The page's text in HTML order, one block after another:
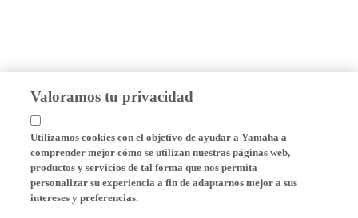
Valoramos tu privacidad
Utilizamos cookies con el objetivo de ayudar a Yamaha a
comprender mejor cómo se utilizan nuestras páginas web,
productos y servicios de tal forma que nos permita
personalizar su experiencia a fin de adaptarnos mejor a sus
intereses y preferencias.